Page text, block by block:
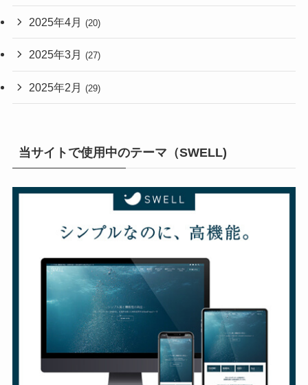
2025年4月 (20)
2025年3月 (27)
2025年2月 (29)
当サイトで使用中のテーマ（SWELL)